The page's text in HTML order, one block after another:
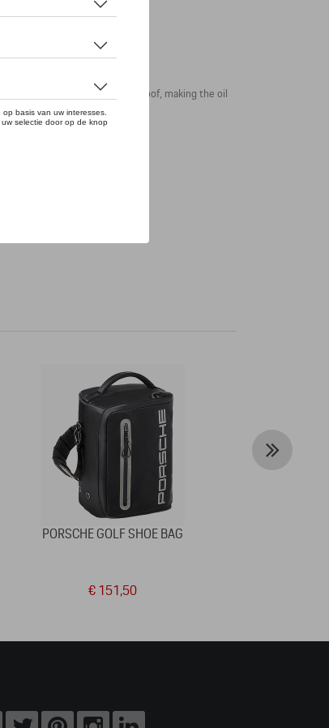
is waterproof and weatherproof, making the oil
PORSCHE GOLF SHOE BAG
€ 151,50